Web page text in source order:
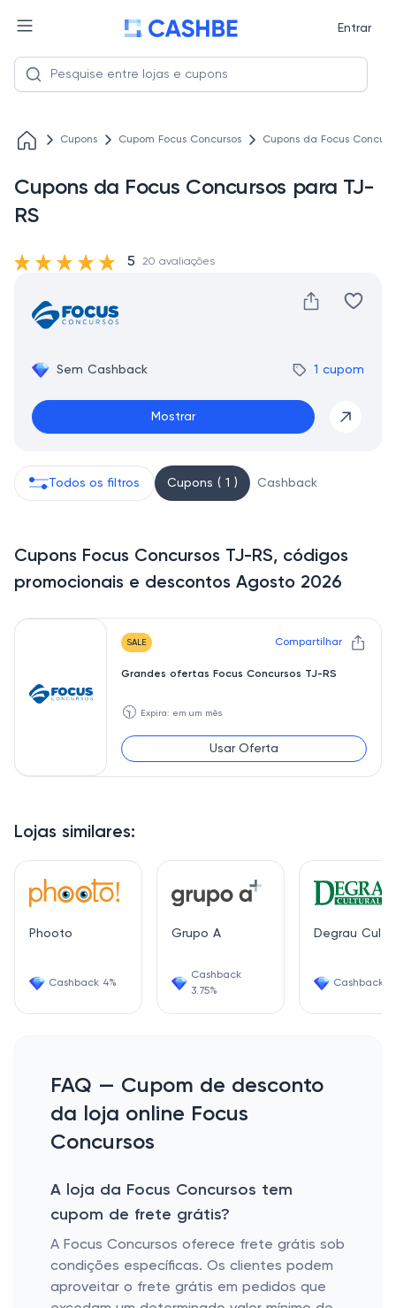
Entrar
Cupons Cupom Focus Concursos Cupons da Focus
Cupons da Focus Concursos para TJ-
RS
Sem Cashback 1 cupom
Mostrar
5 20 avaliações
Lojas similares:
Phooto
Cashback 4%
Grupo A
Cashback
3.75%
Degrau
Cashback
Todos os filtros Cupons ( 1 ) Cashback
Cupons Focus Concursos TJ-RS, códigos
promocionais e descontos Agosto 2026
SALE Compartilhar
Grandes ofertas Focus Concursos TJ-RS
🕥 Expira: em um mês
Usar Oferta
FAQ — Cupom de desconto
da loja online Focus
Concursos
A loja da Focus Concursos tem
cupom de frete grátis?
A Focus Concursos oferece frete grátis sob
condições específicas. Os clientes podem
aproveitar o frete grátis em pedidos que